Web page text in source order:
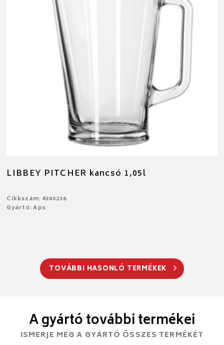
LIBBEY PITCHER kancsó 1,05l
Cikkszám: 4380236
Gyártó: Aps
TOVÁBBI HASONLÓ TERMÉKEK
A gyártó további termékei
ISMERJE MEG A GYÁRTÓ ÖSSZES TERMÉKÉT